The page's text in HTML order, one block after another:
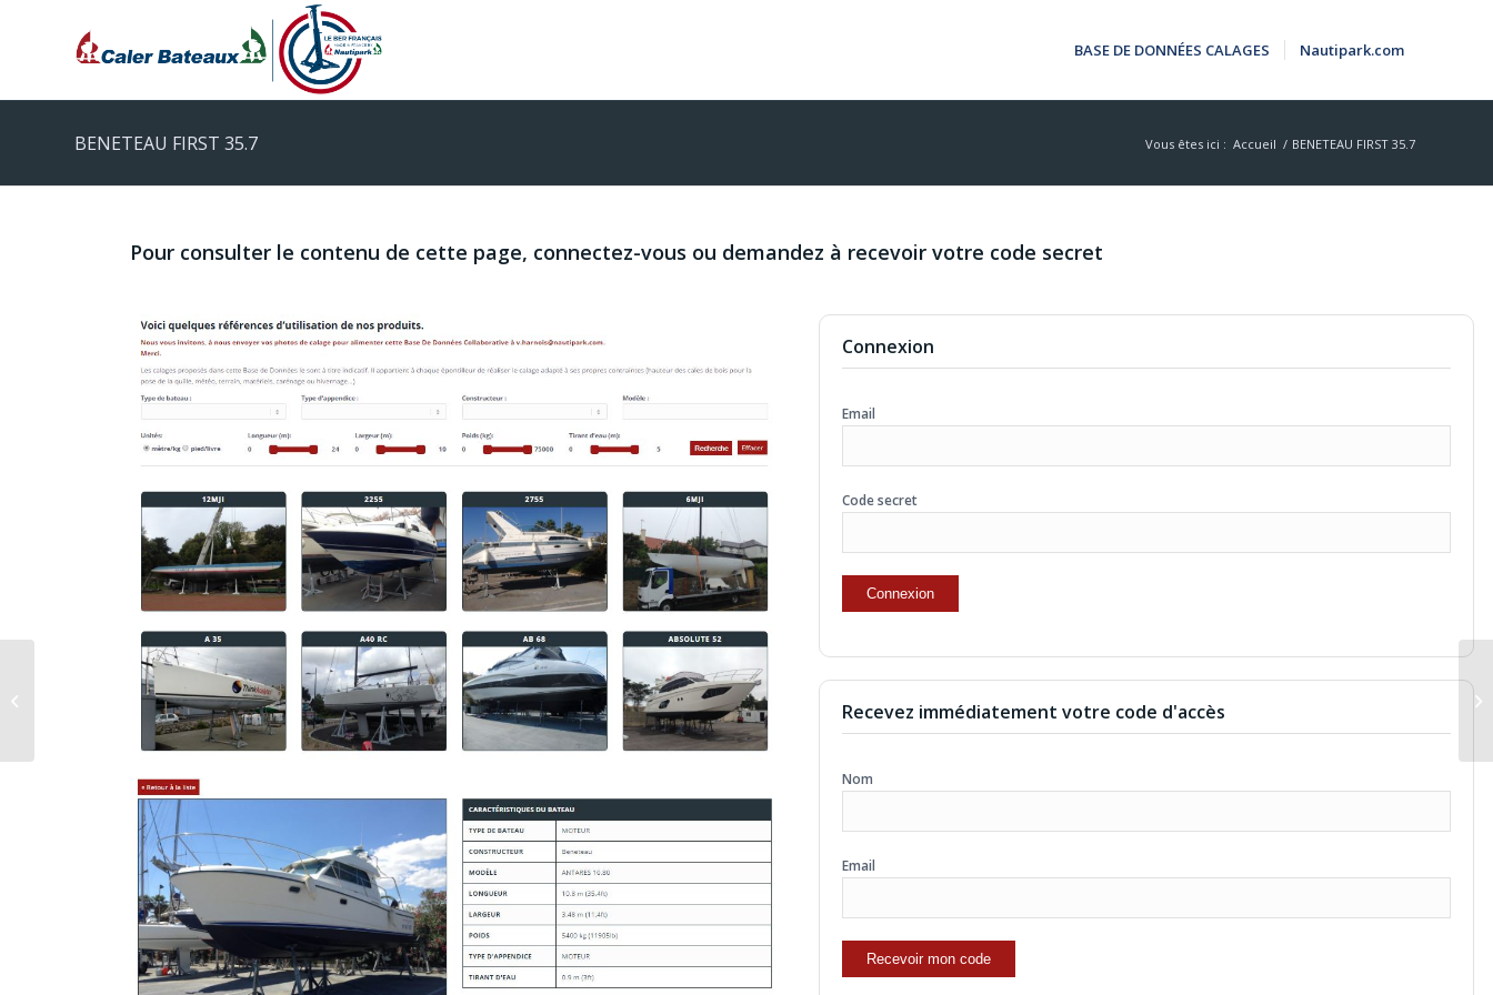
BASE DE DONNÉES CALAGES Nautipark.com
BENETEAU FIRST 35.7 Vous êtes ici : Accueil / BENETEAU FIRST 35.7
Pour consulter le contenu de cette page, connectez-vous ou demandez à recevoir votre code secret
Connexion
Email
Code secret
Recevez immédiatement votre code d'accès
Nom
Email
BENETEAU FLYER 11 GRAND PRIX